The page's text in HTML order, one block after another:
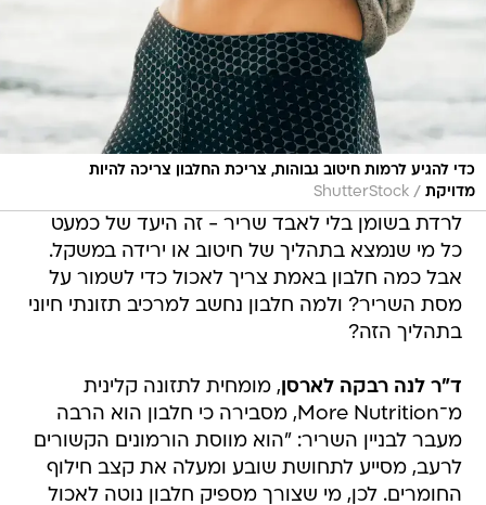
כדי להגיע לרמות חיטוב גבוהות, צריכת החלבון צריכה להיות
מדויקת /
ShutterStock
לרדת בשומן בלי לאבד שריר - זה היעד של כמעט
כל מי שנמצא בתהליך של חיטוב או ירידה במשקל.
אבל כמה חלבון באמת צריך לאכול כדי לשמור על
מסת השריר? ולמה חלבון נחשב למרכיב תזונתי חיוני
בתהליך הזה?
ד"ר לנה רבקה לארסן, מומחית לתזונה קלינית
מ־More Nutrition, מסבירה כי חלבון הוא הרבה
מעבר לבניין השריר: "הוא מווסת הורמונים הקשורים
לרעב, מסייע לתחושת שובע ומעלה את קצב חילוף
החומרים. לכן, מי שצורך מספיק חלבון נוטה לאכול